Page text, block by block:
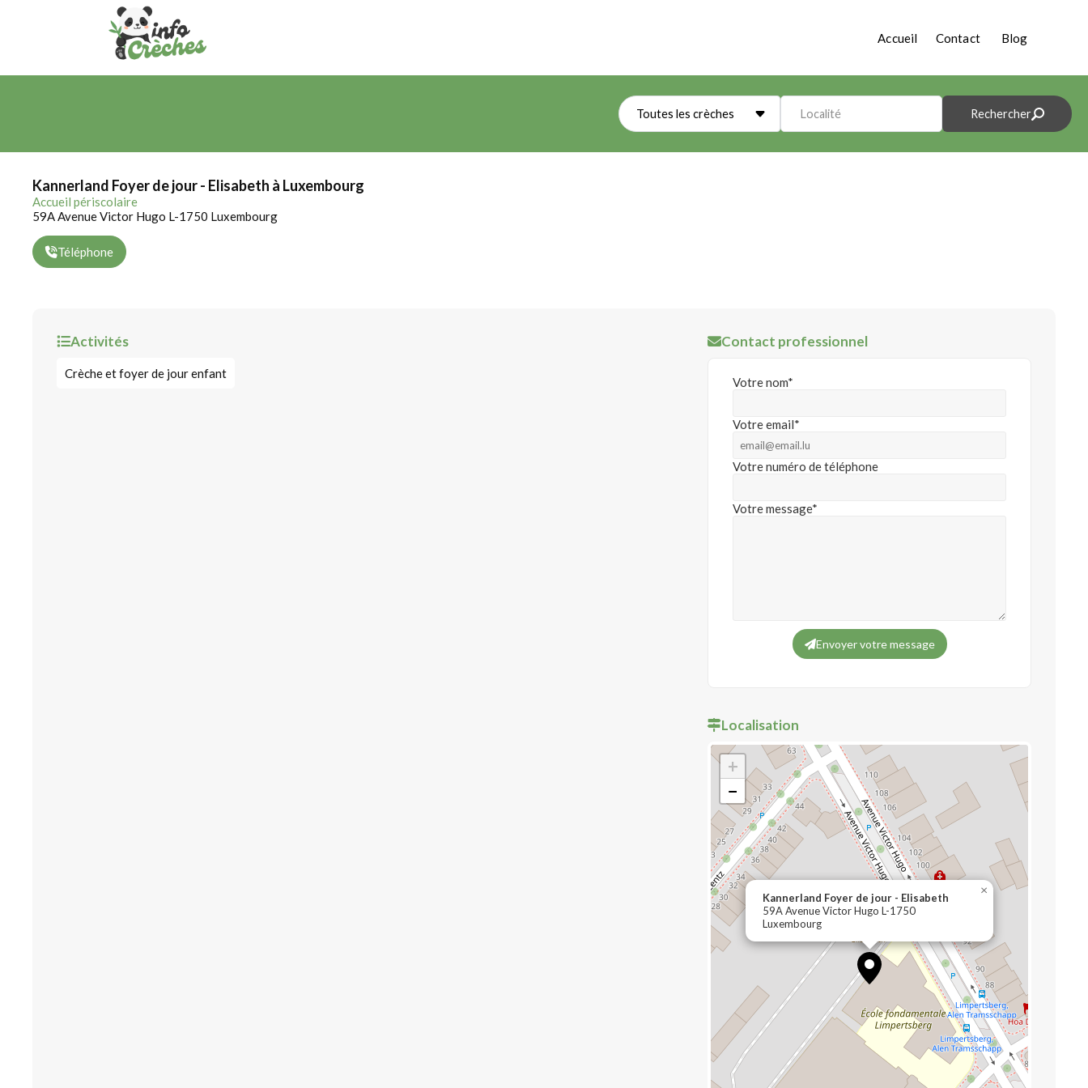
Accueil Contact Blog
Toutes les crèches Localité Rechercher
Kannerland Foyer de jour - Elisabeth à Luxembourg
Accueil périscolaire
59A Avenue Victor Hugo L-1750 Luxembourg
Téléphone
Activités
Crèche et foyer de jour enfant
Contact professionnel
Votre nom*
Votre email*
Votre numéro de téléphone
Votre message*
Envoyer votre message
Localisation
Kannerland Foyer de jour - Elisabeth
59A Avenue Victor Hugo L-1750
Luxembourg
×
+
−